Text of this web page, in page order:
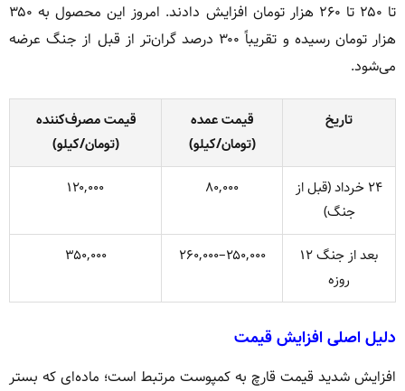
تا ۲۵۰ تا ۲۶۰ هزار تومان افزایش دادند. امروز این محصول به ۳۵۰
هزار تومان رسیده و تقریباً ۳۰۰ درصد گران‌تر از قبل از جنگ عرضه
می‌شود.
تاریخ
قیمت عمده
(تومان/کیلو)
قیمت مصرف‌کننده
(تومان/کیلو)
۲۴ خرداد (قبل از
جنگ)
۸۰,۰۰۰ ۱۲۰,۰۰۰
بعد از جنگ ۱۲
روزه
۲۵۰,۰۰۰–۲۶۰,۰۰۰ ۳۵۰,۰۰۰
دلیل اصلی افزایش قیمت
افزایش شدید قیمت قارچ به کمپوست مرتبط است؛ ماده‌ای که بستر